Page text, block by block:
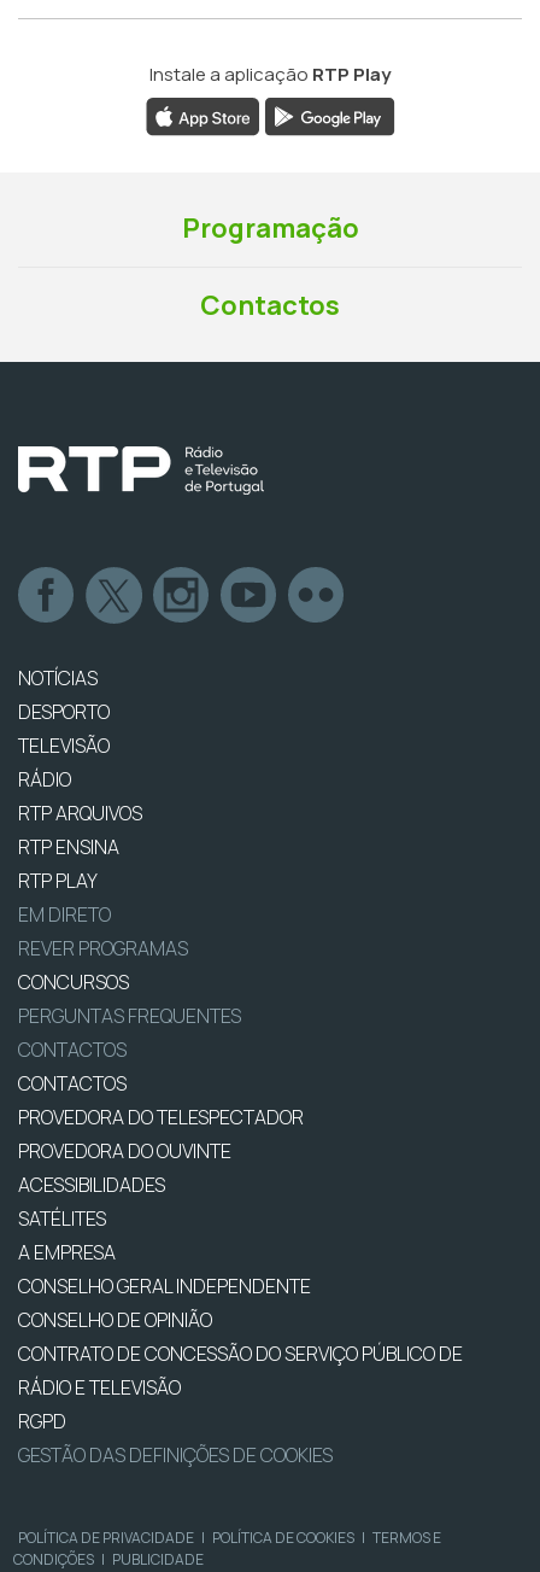
Instale a aplicação RTP Play
Programação
Contactos
NOTÍCIAS
DESPORTO
TELEVISÃO
RÁDIO
RTP ARQUIVOS
RTP ENSINA
RTP PLAY
EM DIRETO
REVER PROGRAMAS
CONCURSOS
PERGUNTAS FREQUENTES
CONTACTOS
CONTACTOS
PROVEDORA DO TELESPECTADOR
PROVEDORA DO OUVINTE
ACESSIBILIDADES
SATÉLITES
A EMPRESA
CONSELHO GERAL INDEPENDENTE
CONSELHO DE OPINIÃO
CONTRATO DE CONCESSÃO DO SERVIÇO PÚBLICO DE
RÁDIO E TELEVISÃO
RGPD
GESTÃO DAS DEFINIÇÕES DE COOKIES
POLÍTICA DE PRIVACIDADE | POLÍTICA DE COOKIES | TERMOS E
CONDIÇÕES | PUBLICIDADE